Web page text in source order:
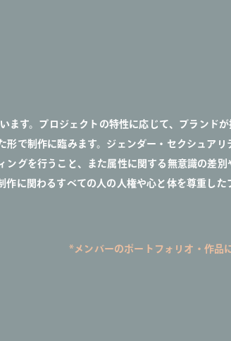
ます。プロジェクトの特性に応じて、ブランド
で制作に臨みます。ジェンダー・セクシュアリ
グを行うこと、また属性に関する無意識の差
に関わるすべての人の人権や心と体を尊重した
*メンバーのポートフォリオ・作品